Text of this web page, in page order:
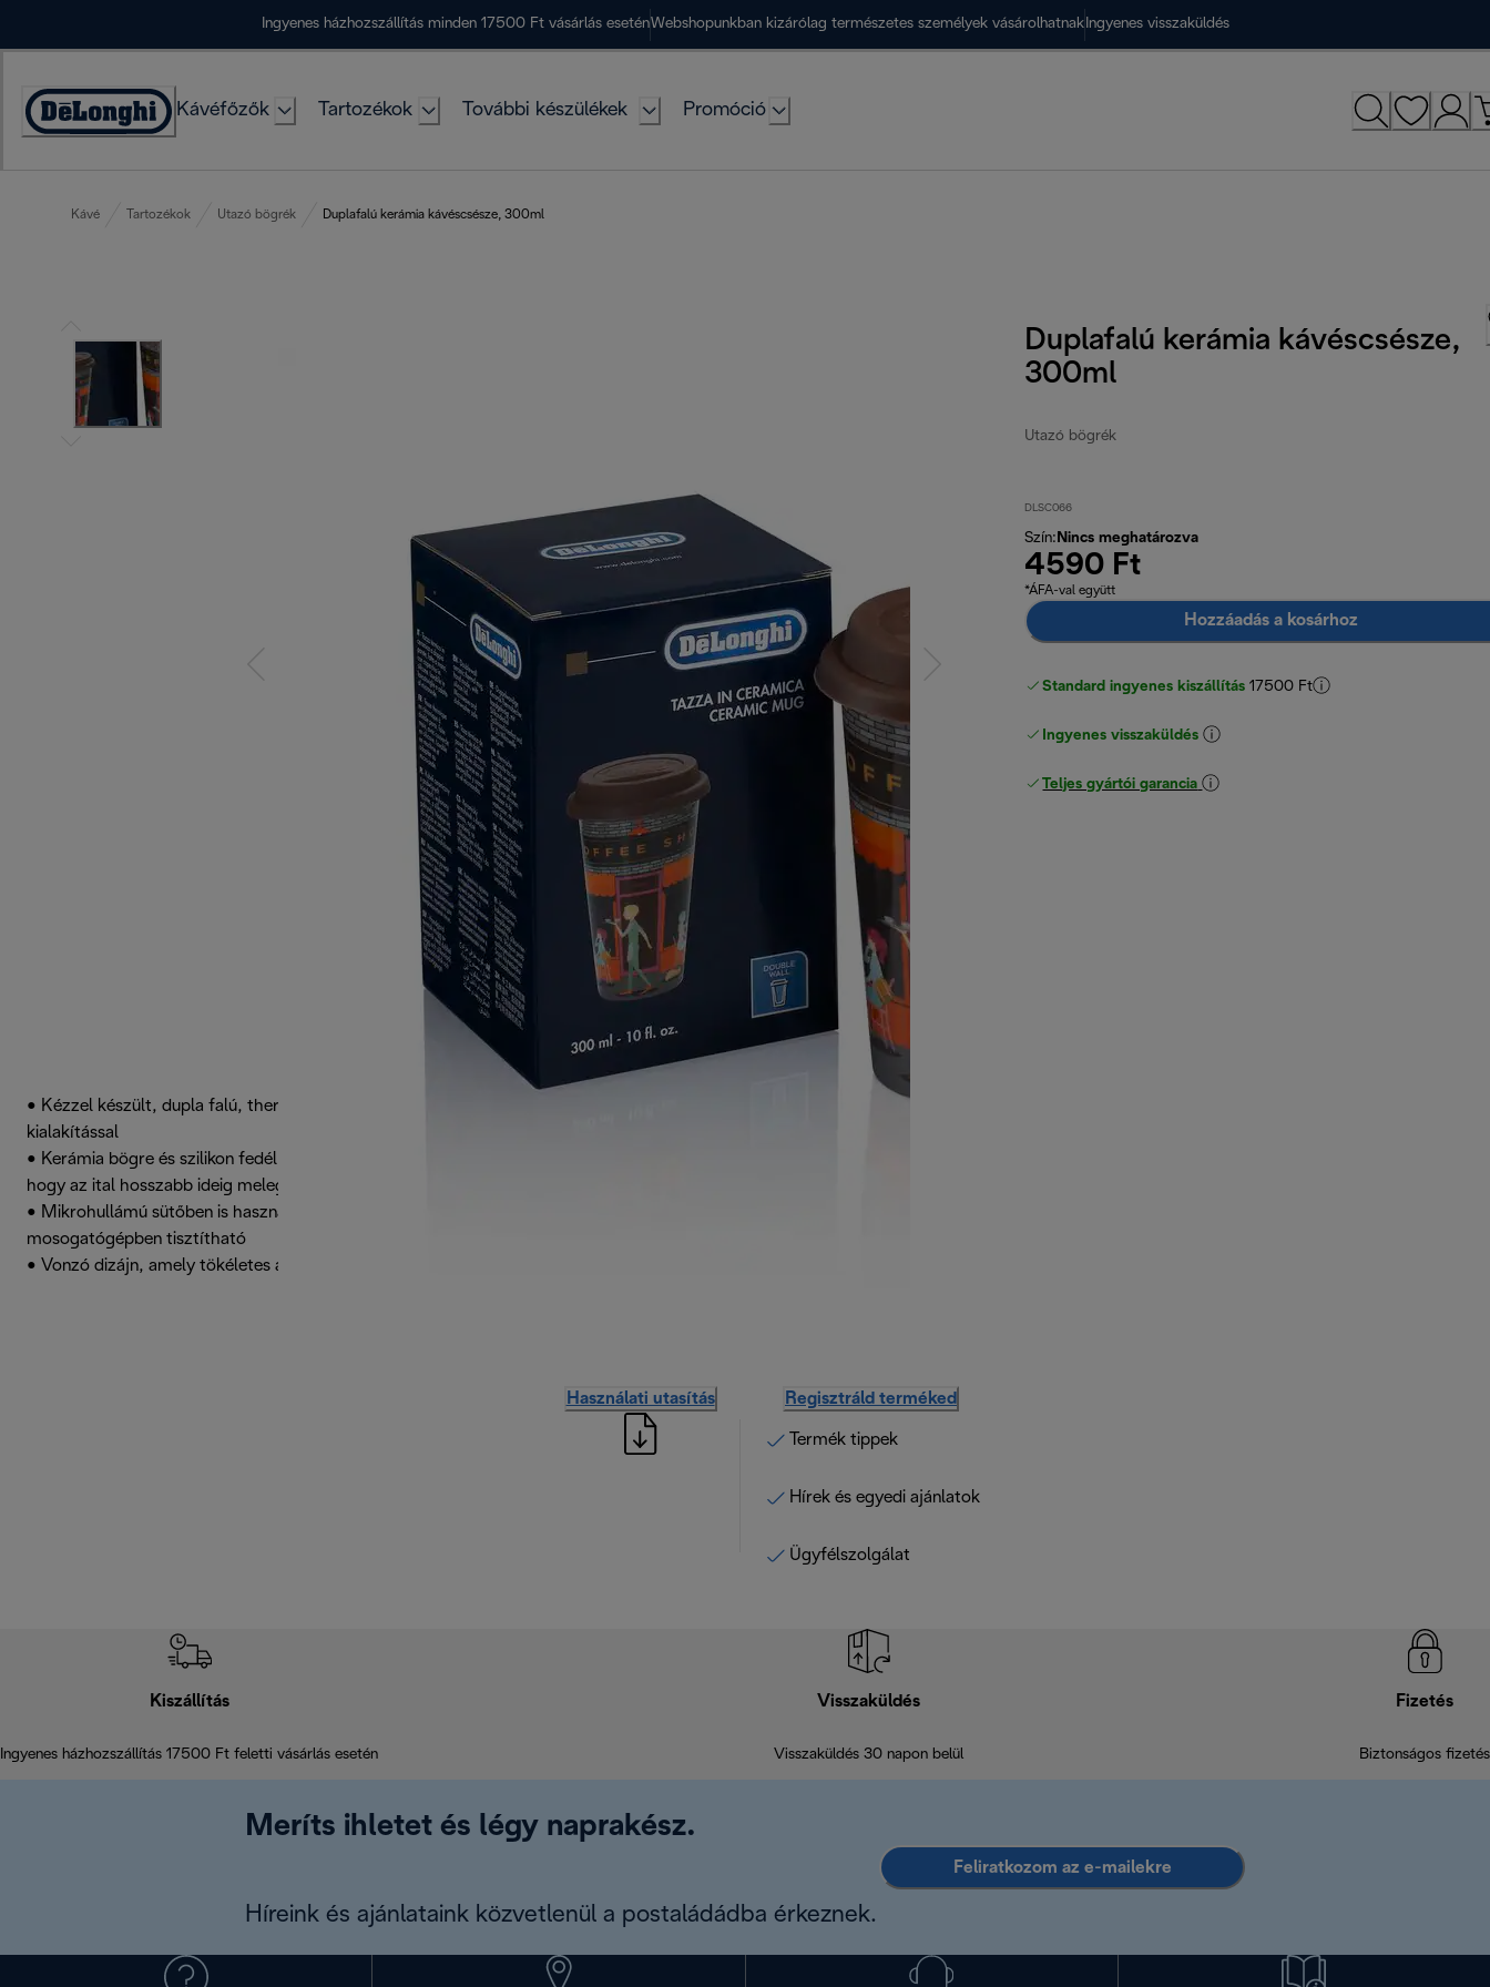
Ingyenes házhozszállítás minden 17500 Ft vásárlás eseténWebshopunkban kizárólag természetes személyek vásárolhatnak Ingyenes visszaküldés
Accessibility
Kávéfőzők Tartozékok További készülékek Promóció
Kávé Tartozékok Utazó bögrék Duplafalú kerámia kávéscsésze, 300ml
Duplafalú kerámia kávéscsésze,
300ml
Utazó bögrék
DLSC066
Szín: Nincs meghatározva
4590 Ft
*ÁFA-val együtt
Hozzáadás a kosárhoz
Standard ingyenes kiszállítás 17500 Ft
Ingyenes visszaküldés
Teljes gyártói garancia
• Kézzel készült, dupla falú, thermo bögre vonzó
kialakítással
• Kerámia bögre és szilikon fedél hőálló tulajdonságokkal,
hogy az ital hosszabb ideig meleg maradjon
• Mikrohullámú sütőben is használható és
mosogatógépben tisztítható
• Vonzó dizájn, amely tökéletes a kávé szerelmeseinek
Használati utasítás Regisztráld terméked
Termék tippek
Hírek és egyedi ajánlatok
Ügyfélszolgálat
Kiszállítás
Ingyenes házhozszállítás 17500 Ft feletti vásárlás esetén
Visszaküldés
Visszaküldés 30 napon belül
Fizetés
Biztonságos fizetés
Meríts ihletet és légy naprakész.
Híreink és ajánlataink közvetlenül a postaládádba érkeznek.
Feliratkozom az e-mailekre